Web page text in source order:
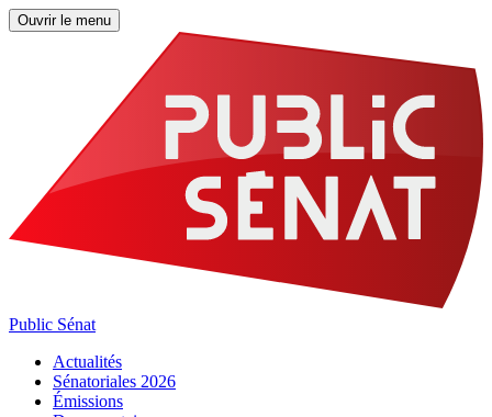
Ouvrir le menu
Public Sénat
Actualités
Sénatoriales 2026
Émissions